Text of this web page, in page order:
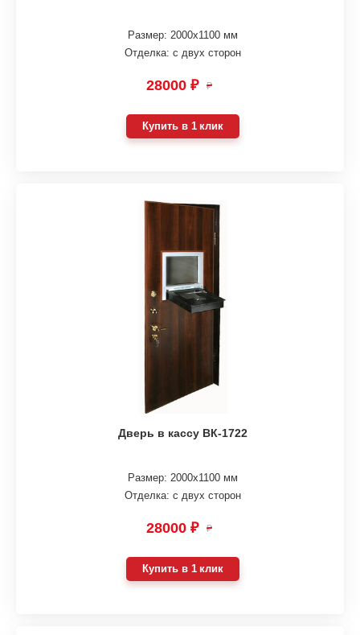
Размер: 2000х1100 мм
Отделка: с двух сторон
28000 ₽ ₽
Купить в 1 клик
Дверь в кассу ВК-1722
Размер: 2000х1100 мм
Отделка: с двух сторон
28000 ₽ ₽
Купить в 1 клик